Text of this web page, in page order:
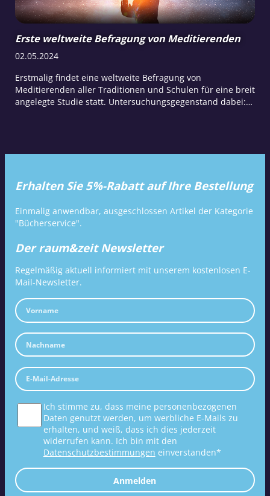
Erste weltweite Befragung von Meditierenden
02.05.2024
Erstmalig findet eine weltweite Befragung von
Meditierenden aller Traditionen und Schulen für eine breit
angelegte Studie statt. Untersuchungsgegenstand dabei:
Erhalten Sie 5%-Rabatt auf Ihre Bestellung
Einmalig anwendbar, ausgeschlossen Artikel der Kategorie
"Bücherservice".
Der raum&zeit Newsletter
Regelmäßig aktuell informiert mit unserem kostenlosen E-
Mail-Newsletter.
Ich stimme zu, dass meine personenbezogenen
Daten genutzt werden, um werbliche E-Mails zu
erhalten, und weiß, dass ich dies jederzeit
widerrufen kann. Ich bin mit den
Datenschutzbestimmungen einverstanden*
Anmelden